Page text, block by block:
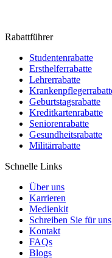
Rabattführer
Studentenrabatte
Ersthelferrabatte
Lehrerrabatte
Geburtstagsrabatte
Kreditkartenrabatte
Seniorenrabatte
Gesundheitsrabatte
Militärrabatte
Schnelle Links
Über uns
Karrieren
Medienkit
Schreiben Sie für uns
Kontakt
FAQs
Blogs